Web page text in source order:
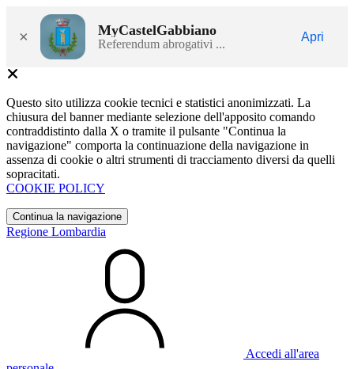
× MyCastelGabbiano
Referendum abrogativi ...
Apri
Questo sito utilizza cookie tecnici e statistici anonimizzati. La
chiusura del banner mediante selezione dell'apposito comando
contraddistinto dalla X o tramite il pulsante "Continua la
navigazione" comporta la continuazione della navigazione in
assenza di cookie o altri strumenti di tracciamento diversi da quelli
sopracitati.
COOKIE POLICY
Continua la navigazione
Regione Lombardia
Accedi all'area